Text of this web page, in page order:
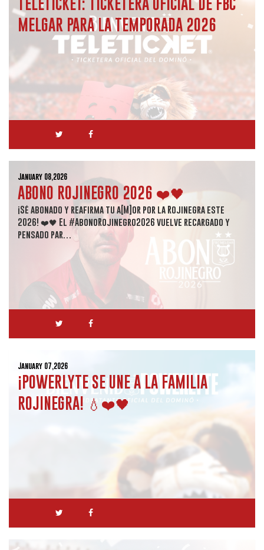
MELGAR PARA LA TEMPORADA 2026
January 08,2026
ABONO ROJINEGRO 2026 ❤️🖤
¡Sé abonado y reafirma tu a[M]or por la Rojinegra este
2026! ❤️🖤 El #AbonoRojinegro2026 vuelve recargado y
pensado par…
January 07,2026
¡POWERLYTE SE UNE A LA FAMILIA
ROJINEGRA! 💧❤️🖤